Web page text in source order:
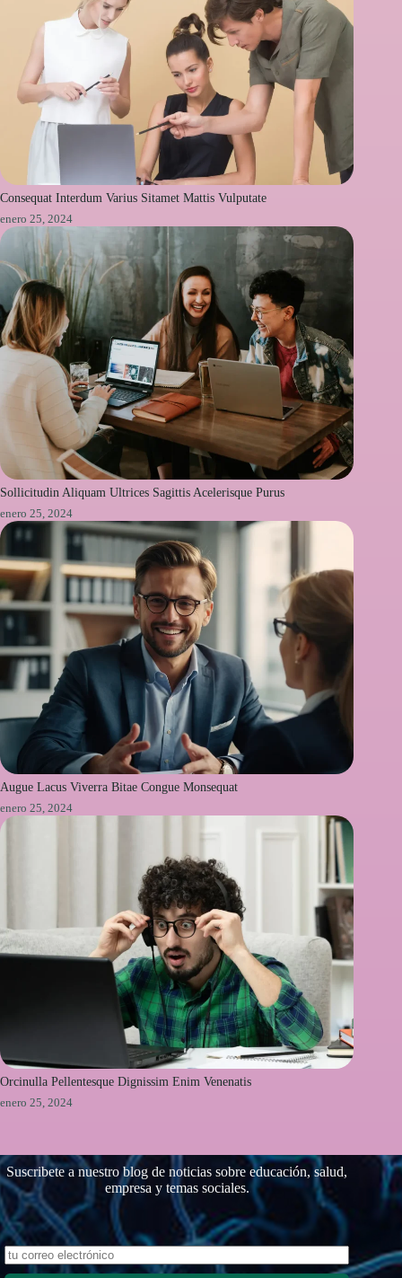
Consequat Interdum Varius Sitamet Mattis Vulputate
enero 25, 2024
Sollicitudin Aliquam Ultrices Sagittis Acelerisque Purus
enero 25, 2024
Augue Lacus Viverra Bitae Congue Monsequat
enero 25, 2024
Orcinulla Pellentesque Dignissim Enim Venenatis
enero 25, 2024
Suscribete a nuestro blog de noticias sobre educación, salud,
empresa y temas sociales.